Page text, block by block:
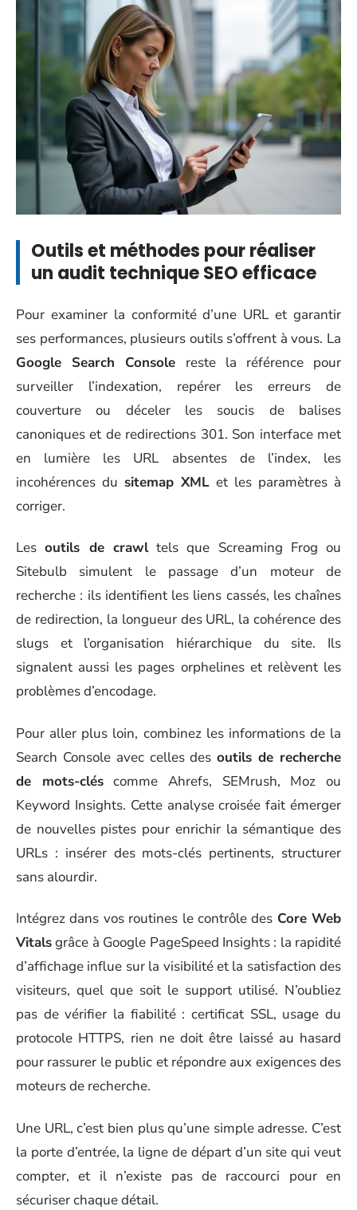
Outils et méthodes pour réaliser
un audit technique SEO efficace
Pour examiner la conformité d’une URL et garantir
ses performances, plusieurs outils s’offrent à vous. La
Google Search Console reste la référence pour
surveiller l’indexation, repérer les erreurs de
couverture ou déceler les soucis de balises
canoniques et de redirections 301. Son interface met
en lumière les URL absentes de l’index, les
incohérences du sitemap XML et les paramètres à
corriger.
Lesoutils de crawltels que Screaming Frog ou
Sitebulb simulent le passage d’un moteur de
recherche : ils identifient les liens cassés, les chaînes
de redirection, la longueur des URL, la cohérence des
slugs et l’organisation hiérarchique du site. Ils
signalent aussi les pages orphelines et relèvent les
problèmes d’encodage.
Pour aller plus loin, combinez les informations de la
Search Console avec celles desoutils de recherche
de mots-cléscomme Ahrefs, SEMrush, Moz ou
Keyword Insights. Cette analyse croisée fait émerger
de nouvelles pistes pour enrichir la sémantique des
URLs : insérer des mots-clés pertinents, structurer
sans alourdir.
Intégrez dans vos routines le contrôle des Core Web
Vitalsgrâce à Google PageSpeed Insights : la rapidité
d’affichage influe sur la visibilité et la satisfaction des
visiteurs, quel que soit le support utilisé. N’oubliez
pas de vérifier la fiabilité : certificat SSL, usage du
protocole HTTPS, rien ne doit être laissé au hasard
pour rassurer le public et répondre aux exigences des
moteurs de recherche.
Une URL, c’est bien plus qu’une simple adresse. C’est
la porte d’entrée, la ligne de départ d’un site qui veut
compter, et il n’existe pas de raccourci pour en
sécuriser chaque détail.